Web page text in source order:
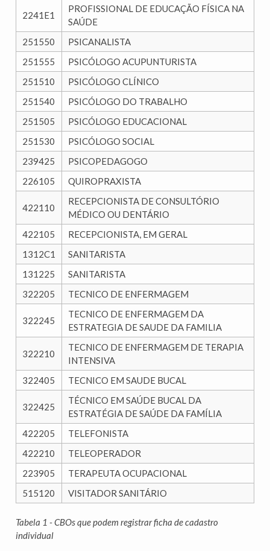
2241E1
PROFISSIONAL DE EDUCAÇÃO FÍSICA NA
SAÚDE
251550
PSICANALISTA
251555
PSICÓLOGO ACUPUNTURISTA
251510
PSICÓLOGO CLÍNICO
251540
PSICÓLOGO DO TRABALHO
251505
PSICÓLOGO EDUCACIONAL
251530
PSICÓLOGO SOCIAL
239425
PSICOPEDAGOGO
226105
QUIROPRAXISTA
422110
RECEPCIONISTA DE CONSULTÓRIO
MÉDICO OU DENTÁRIO
422105
RECEPCIONISTA, EM GERAL
1312C1
SANITARISTA
131225
SANITARISTA
322205
TECNICO DE ENFERMAGEM
322245
TECNICO DE ENFERMAGEM DA
ESTRATEGIA DE SAUDE DA FAMILIA
322210
TECNICO DE ENFERMAGEM DE TERAPIA
INTENSIVA
322405
TECNICO EM SAUDE BUCAL
322425
TÉCNICO EM SAÚDE BUCAL DA
ESTRATÉGIA DE SAÚDE DA FAMÍLIA
422205
TELEFONISTA
422210
TELEOPERADOR
223905
TERAPEUTA OCUPACIONAL
515120
VISITADOR SANITÁRIO
Tabela 1 - CBOs que podem registrar ficha de cadastro
individual